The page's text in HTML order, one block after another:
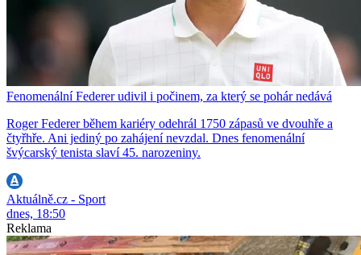
Fenomenální Federer udivil i počinem, za který se pohár nedává
Roger Federer během kariéry odehrál 1750 zápasů ve dvouhře a
čtyřhře. Ani jediný po zahájení nevzdal. Dnes fenomenální
švýcarský tenista slaví 45. narozeniny.
Aktuálně.cz - Sport
dnes, 18:50
Reklama